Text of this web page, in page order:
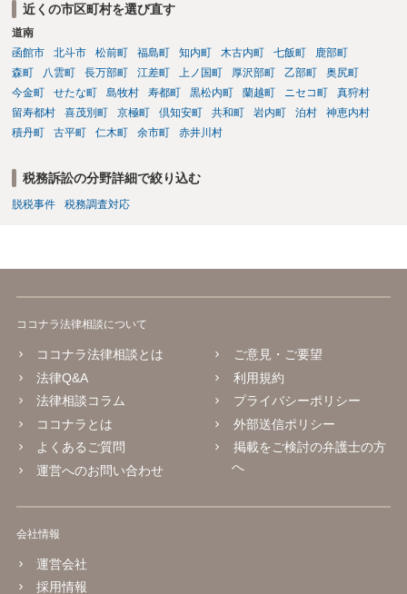
近くの市区町村を選び直す
道南
函館市
北斗市 松前町 福島町 知内町 木古内町 七飯町
鹿部町
森町
八雲町 長万部町 江差町 上ノ国町 厚沢部町 乙部町
奥尻町
今金町
せたな町 島牧村 寿都町 黒松内町 蘭越町 ニセコ町
真狩村
留寿都村
喜茂別町 京極町 倶知安町 共和町 岩内町 泊村
神恵内村
積丹町
古平町 仁木町 余市町 赤井川村
税務訴訟の分野詳細で絞り込む
脱税事件 税務調査対応
ココナラ法律相談について
ココナラ法律相談とは
法律Q&A
法律相談コラム
ココナラとは
よくあるご質問
運営へのお問い合わせ
ご意見・ご要望
利用規約
プライバシーポリシー
外部送信ポリシー
掲載をご検討の弁護士の方
へ
会社情報
運営会社
採用情報